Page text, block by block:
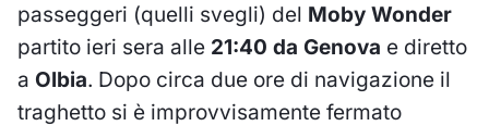
passeggeri (quelli svegli) del Moby Wonder
partito ieri sera alle 21:40 da Genova e diretto
a Olbia. Dopo circa due ore di navigazione il
traghetto si è improvvisamente fermato